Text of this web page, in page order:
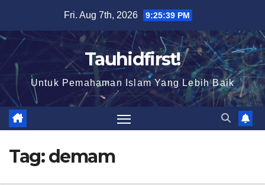
content
Fri. Aug 7th, 2026 9:25:39 PM
Tauhidfirst!
Untuk Pemahaman Islam Yang Lebih Baik
Tag:demam